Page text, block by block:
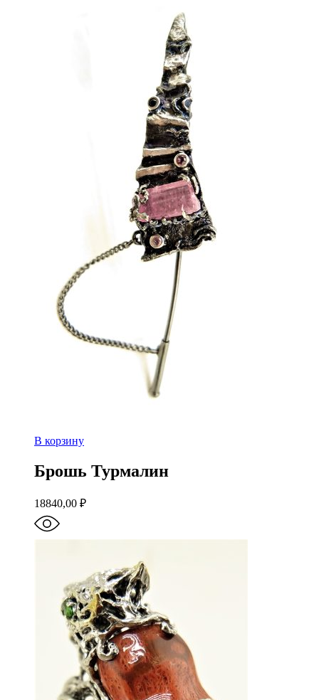
В корзину
Брошь Турмалин
18840,00 ₽